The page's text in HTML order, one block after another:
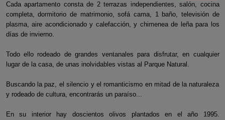
Cada apartamento consta de 2 terrazas independientes, salón, cocina
completa, dormitorio de matrimonio, sofá cama, 1 baño, televisión de
plasma, aire acondicionado y calefacción, y chimenea de leña para los
días de invierno.
Todo ello rodeado de grandes ventanales para disfrutar, en cualquier
lugar de la casa, de unas inolvidables vistas al Parque Natural.
Buscando la paz, el silencio y el romanticismo en mitad de la naturaleza
y rodeado de cultura, encontrarás un paraíso...
En su interior hay doscientos olivos plantados en el año 1995.